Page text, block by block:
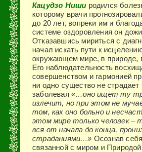
Кацудзо Ниши родился
которому врачи
до 20 лет, вопреки им и
системе оздоровления он
Отказавшись мириться с
начал искать пути к
окружающем мире, в природе,
Его наблюдательность
совершенством и гармонией
ни одно существо не страдает
заболевая «…оно ищет ту
излечит, но при этом не
том, как оно больно и
этом мире только человек –
вся от начала до конца,
страданиями…» Осознав
связанной с миром и